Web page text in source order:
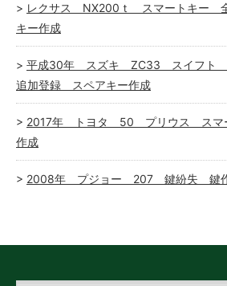
レクサス NX200ｔ スマートキー
キー作成
平成30年 スズキ ZC33 スイフト
追加登録 スペアキー作成
2017年 トヨタ 50 プリウス スマ
作成
2008年 プジョー 207 鍵紛失 鍵